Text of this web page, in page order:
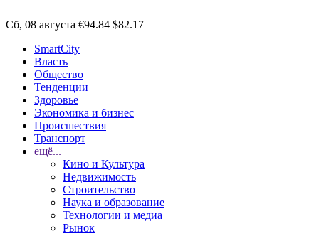
Сб, 08 августа €94.84 $82.17
SmartCity
Власть
Общество
Тенденции
Здоровье
Экономика и бизнес
Происшествия
Транспорт
ещё...
Кино и Культура
Недвижимость
Строительство
Наука и образование
Технологии и медиа
Рынок